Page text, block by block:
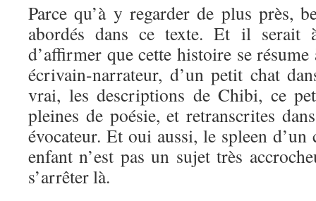
Parce qu’à y regarder de plus près,
abordés dans ce texte. Et il serait
d’affirmer que cette histoire se
écrivain-narrateur, d’un petit chat
vrai, les descriptions de Chibi, ce
pleines de poésie, et retranscrites
évocateur. Et oui aussi, le spleen d’un
enfant n’est pas un sujet très
s’arrêter là.